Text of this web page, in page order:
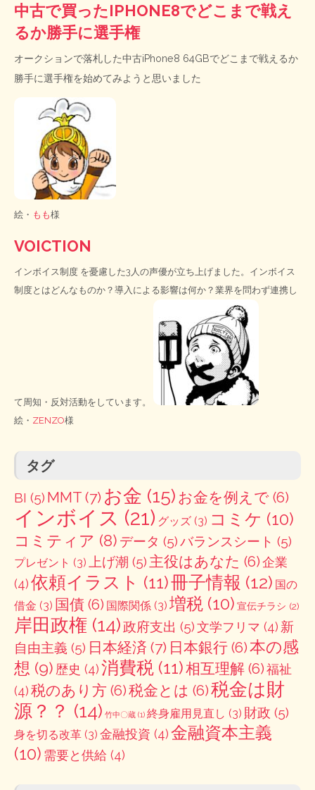
中古で買ったIPHONE8でどこまで戦え
るか勝手に選手権
オークションで落札した中古iPhone8 64GBでどこまで戦えるか
勝手に選手権を始めてみようと思いました
絵・ もも様
VOICTION
インボイス制度 を憂慮した3人の声優が立ち上げました。インボイス
制度とはどんなものか？導入による影響は何か？業界を問わず連携し
て周知・反対活動をしています。
絵・ ZENZO様
タグ
BI (5) MMT (7) お金 (15) お金を例えで (6)
インボイス (21) グッズ (3) コミケ (10)
コミティア (8) データ (5)バランスシート (5)
プレゼント (3) 上げ潮 (5) 主役はあなた (6)企業
(4)依頼イラスト (11)冊子情報 (12) 国の
借金 (3) 国債 (6) 国際関係 (3) 増税 (10) 宣伝チラシ (2)
岸田政権 (14)政府支出 (5)文学フリマ (4) 新
自由主義 (5) 日本経済 (7) 日本銀行 (6)本の感
想 (9) 歴史 (4)消費税 (11)相互理解 (6)福祉
(4)税のあり方 (6)税金とは (6)税金は財
源？？ (14) 竹中〇蔵 (1) 終身雇用見直し (3) 財政 (5)
身を切る改革 (3) 金融投資 (4)金融資本主義
(10) 需要と供給 (4)